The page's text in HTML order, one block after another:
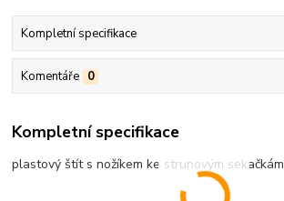
Kompletní specifikace
Komentáře 0
Kompletní specifikace
plastový štít s nožíkem ke strunovým sekačkám